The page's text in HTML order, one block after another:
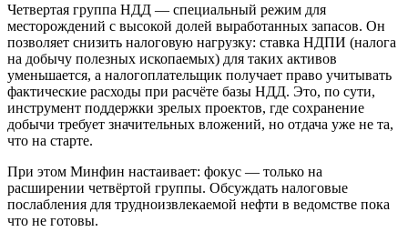
Четвертая группа НДД — специальный режим для
месторождений с высокой долей выработанных запасов. Он
позволяет снизить налоговую нагрузку: ставка НДПИ (налога
на добычу полезных ископаемых) для таких активов
уменьшается, а налогоплательщик получает право учитывать
фактические расходы при расчёте базы НДД. Это, по сути,
инструмент поддержки зрелых проектов, где сохранение
добычи требует значительных вложений, но отдача уже не та,
что на старте.
При этом Минфин настаивает: фокус — только на
расширении четвёртой группы. Обсуждать налоговые
послабления для трудноизвлекаемой нефти в ведомстве пока
что не готовы.